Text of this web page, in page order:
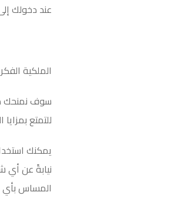
عند دخولك
الملكية
سوف نمنحك
للتمتع
يمكنك
نيابةً عن أي
المساس